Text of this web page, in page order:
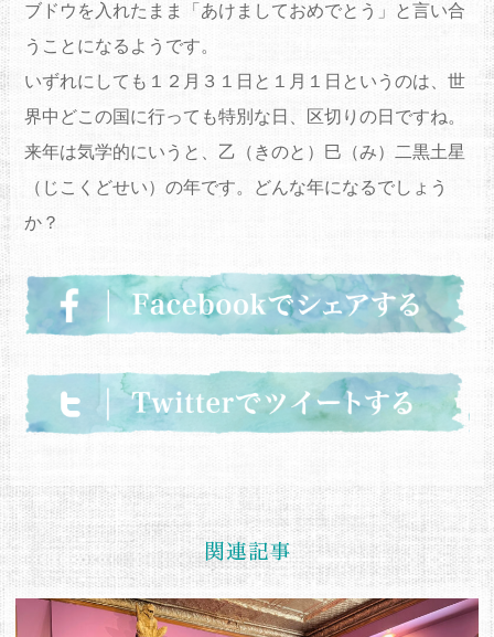
ブドウを入れたまま「 あけましておめでとう」と言い合
うことになるようです。
いずれにしても１２月３１日と１月１日というのは、 世
界中どこの国に行っても特別な日、区切りの日ですね。
来年は気学的にいうと、乙（きのと）巳（み）二黒土星
（ じこくどせい）の年です。どんな年になるでしょう
か？